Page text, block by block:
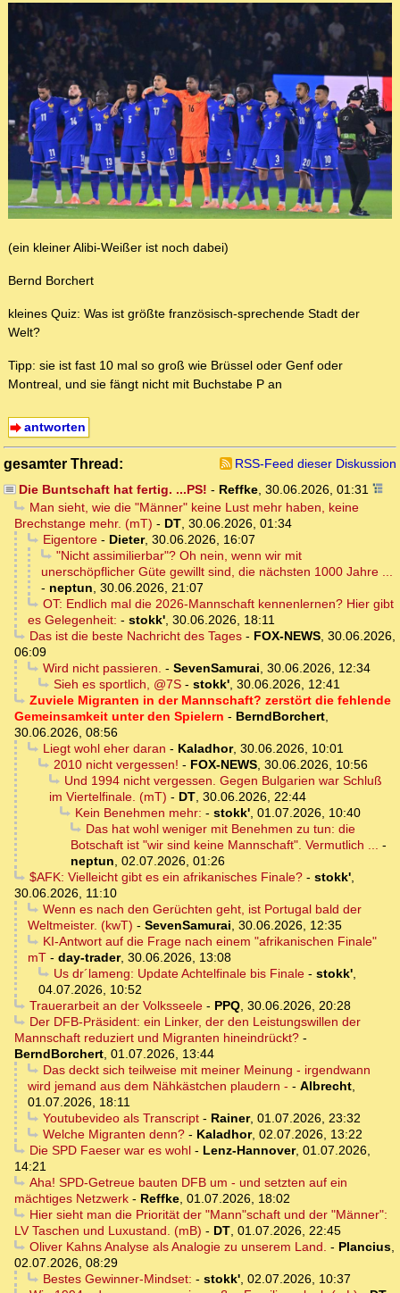
(ein kleiner Alibi-Weißer ist noch dabei)
Bernd Borchert
kleines Quiz: Was ist größte französisch-sprechende Stadt der
Welt?
Tipp: sie ist fast 10 mal so groß wie Brüssel oder Genf oder
Montreal, und sie fängt nicht mit Buchstabe P an
antworten
gesamter Thread:
RSS-Feed dieser Diskussion
Die Buntschaft hat fertig. ...PS! - Reffke, 30.06.2026, 01:31
Man sieht, wie die "Männer" keine Lust mehr haben, keine
Brechstange mehr. (mT) - DT 30.06.2026, 01:34
Eigentore- Dieter, 30.06.2026, 16:07
"Nicht assimilierbar"? Oh nein, wenn wir mit
unerschöpflicher Güte gewillt sind, die nächsten 1000 Jahre ...
- neptun 30.06.2026, 21:07
OT: Endlich mal die 2026-Mannschaft kennenlernen? Hier gibt
es Gelegenheit: - stokk' 30.06.2026, 18:11
Das ist die beste Nachricht des Tages- FOX-NEWS, 30.06.2026,
06:09
Wird nicht passieren. - SevenSamurai 30.06.2026, 12:34
Sieh es sportlich, @7S- stokk', 30.06.2026, 12:41
Zuviele Migranten in der Mannschaft? zerstört die fehlende
Gemeinsamkeit unter den Spielern - BerndBorchert
30.06.2026, 08:56
Liegt wohl eher daran - Kaladhor, 30.06.2026, 10:01
2010 nicht vergessen! - FOX-NEWS, 30.06.2026, 10:56
Und 1994 nicht vergessen. Gegen Bulgarien war Schluß
im Viertelfinale. (mT) - DT 30.06.2026, 22:44
Kein Benehmen mehr: - stokk', 01.07.2026, 10:40
Das hat wohl weniger mit Benehmen zu tun: die
Botschaft ist "wir sind keine Mannschaft". Vermutlich ...
-
neptun 02.07.2026, 01:26
$AFK: Vielleicht gibt es ein afrikanisches Finale?- stokk',
30.06.2026, 11:10
Wenn es nach den Gerüchten geht, ist Portugal bald der
Weltmeister. (kwT) - SevenSamurai 30.06.2026, 12:35
KI-Antwort auf die Frage nach einem "afrikanischen Finale"
mT - day-trader, 30.06.2026, 13:08
Us dr´lameng: Update Achtelfinale bis Finale- stokk',
04.07.2026, 10:52
Trauerarbeit an der Volksseele- PPQ, 30.06.2026, 20:28
Der DFB-Präsident: ein Linker, der den Leistungswillen der
Mannschaft reduziert und Migranten hineindrückt? -
BerndBorchert 01.07.2026, 13:44
Das deckt sich teilweise mit meiner Meinung - irgendwann
wird jemand aus dem Nähkästchen plaudern - - Albrecht
01.07.2026, 18:11
Youtubevideo als Transcript- Rainer, 01.07.2026, 23:32
Welche Migranten denn?- Kaladhor, 02.07.2026, 13:22
Die SPD Faeser war es wohl- Lenz-Hannover, 01.07.2026,
14:21
Aha! SPD-Getreue bauten DFB um - und setzten auf ein
mächtiges Netzwerk - Reffke 01.07.2026, 18:02
Hier sieht man die Priorität der "Mann"schaft und der "Männer":
LV Taschen und Luxustand. (mB) - DT 01.07.2026, 22:45
Oliver Kahns Analyse als Analogie zu unserem Land. - Plancius,
02.07.2026, 08:29
Bestes Gewinner-Mindset: - stokk', 02.07.2026, 10:37